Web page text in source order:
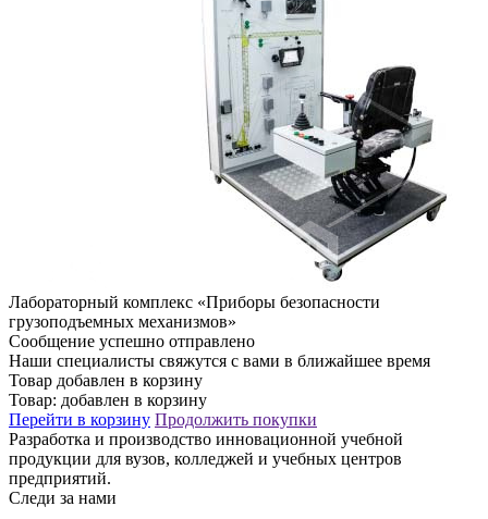
Лабораторный комплекс «Приборы безопасности
грузоподъемных механизмов»
Сообщение успешно отправлено
Наши специалисты свяжутся с вами в ближайшее время
Товар добавлен в корзину
Товар: добавлен в корзину
Перейти в корзину Продолжить покупки
Разработка и производство инновационной учебной
продукции для вузов, колледжей и учебных центров
предприятий.
Следи за нами